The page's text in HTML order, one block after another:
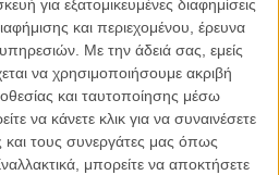
για εξατομικευμένες διαφημίσεις
και περιεχομένου, έρευνα
Με την άδειά σας, εμείς
να χρησιμοποιήσουμε ακριβή
και ταυτοποίησης μέσω
να κάνετε κλικ για να συναινέσετε
τους συνεργάτες μας όπως
μπορείτε να αποκτήσετε
τα ανάλογα προβλήματα που
στη Ρωσία λόγω της απόφασης
στο φιλμ τον πρώτο ανοιχτά gay
μία χώρα δημιουργεί
της νέας κινηματογραφικής
για τον ίδιο ακριβώς λόγο.